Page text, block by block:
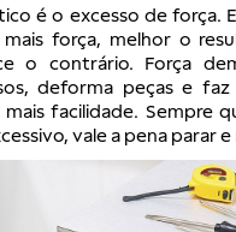
é o excesso de força.
força, melhor o
o contrário. Força
deforma peças e
facilidade. Sempre
vale a pena parar e